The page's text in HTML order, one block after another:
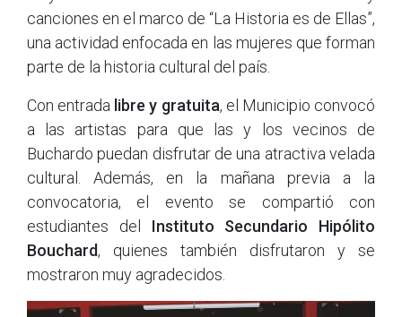
canciones en el marco de “La Historia es de Ellas”,
una actividad enfocada en las mujeres que forman
parte de la historia cultural del país.
Con entrada libre y gratuita, el Municipio convocó
a las artistas para que las y los vecinos de
Buchardo puedan disfrutar de una atractiva velada
cultural. Además, en la mañana previa a la
convocatoria, el evento se compartió con
estudiantes del
Instituto Secundario Hipólito
Bouchard, quienes también disfrutaron y se
mostraron muy agradecidos.